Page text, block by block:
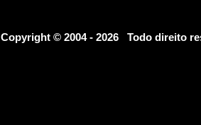
Copyright © 2004 - 2026 Todo direito